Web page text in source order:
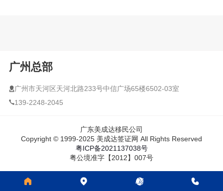
广州总部
广州市天河区天河北路233号中信广场65楼6502-03室
139-2248-2045
广东美成达移民公司
Copyright © 1999-2025 美成达签证网 All Rights Reserved
粤ICP备2021137038号
粤公境准字【2012】007号